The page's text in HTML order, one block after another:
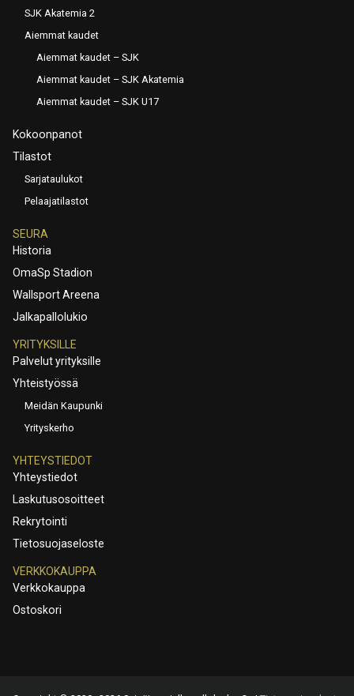
SJK Akatemia 2
Aiemmat kaudet
Aiemmat kaudet – SJK
Aiemmat kaudet – SJK Akatemia
Aiemmat kaudet – SJK U17
Kokoonpanot
Tilastot
Sarjataulukot
Pelaajatilastot
SEURA
Historia
OmaSp Stadion
Wallsport Areena
Jalkapallolukio
YRITYKSILLE
Palvelut yrityksille
Yhteistyössä
Meidän Kaupunki
Yrityskerho
YHTEYSTIEDOT
Yhteystiedot
Laskutusosoitteet
Rekrytointi
Tietosuojaseloste
VERKKOKAUPPA
Verkkokauppa
Ostoskori